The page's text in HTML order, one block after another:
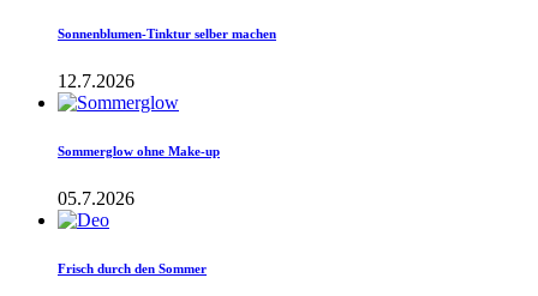
Sonnenblumen-Tinktur selber machen
12.7.2026
Sommerglow ohne Make-up
05.7.2026
Frisch durch den Sommer